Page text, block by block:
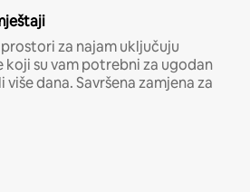
za najam uključuju
koji su vam potrebni za ugodan
dana. Savršena zamjena za